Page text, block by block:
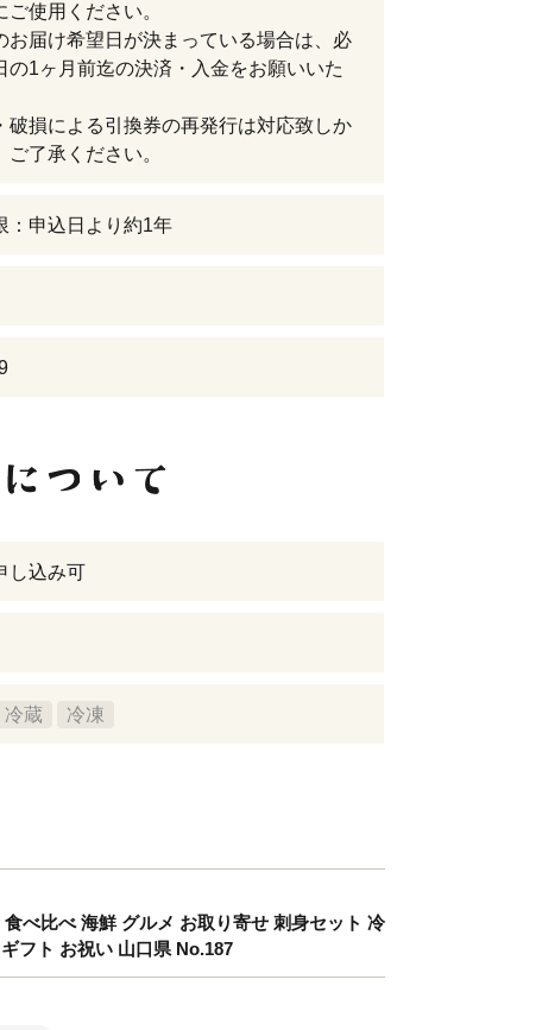
ご使用ください。
お届け希望日が決まっている場合は、必
の1ヶ月前迄の決済・入金をお願いいた
破損による引換券の再発行は対応致しか
ご了承ください。
：申込日より約1年
し込み可
冷蔵 冷凍
べ比べ 海鮮 グルメ お取り寄せ 刺身セット 冷
フト お祝い 山口県 No.187